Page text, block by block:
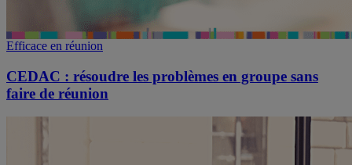
Efficace en réunion
CEDAC : résoudre les problèmes en groupe sans
faire de réunion